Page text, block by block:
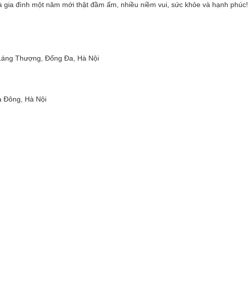
đình một năm mới thật đầm ấm, nhiều niềm vui, sức khỏe và hạnh phúc!
Thượng, Đống Đa, Hà Nội
Đông, Hà Nội